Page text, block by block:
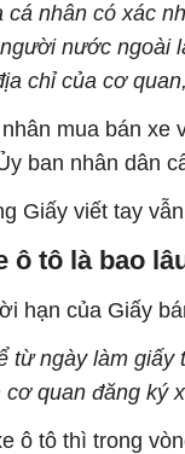
cá nhân có xác
nước ngoài
chỉ của cơ
mua bán
ban nhân dân
Giấy viết tay
ô tô là bao
hạn của Giấy
từ ngày làm
quan đăng ký
ô tô thì trong